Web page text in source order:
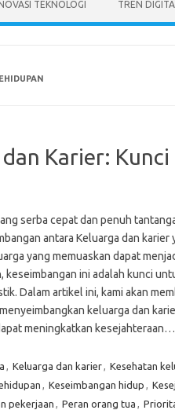
TEKNOLOGI TREN
Karier:
serba cepat dan penuh
antara Keluarga dan karier
yang memuaskan dapat
keseimbangan ini adalah kunci
Dalam artikel ini, kami akan
keluarga dan
meningkatkan kesejahteraan…
, Keluarga dan karier, Kesehatan
, Keseimbangan hidup ,
pekerjaan , Peran orang tua ,